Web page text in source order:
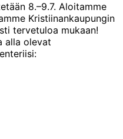
8.–9.7. Aloitamme
Kristiinankaupungin
tervetuloa mukaan!
alla olevat